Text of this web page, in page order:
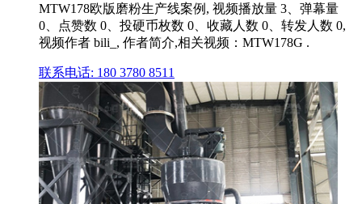
MTW178欧版磨粉生产线案例, 视频播放量 3、弹幕量
0、点赞数 0、投硬币枚数 0、收藏人数 0、转发人数 0,
视频作者 bili_, 作者简介,相关视频：MTW178G .
联系电话: 180 3780 8511